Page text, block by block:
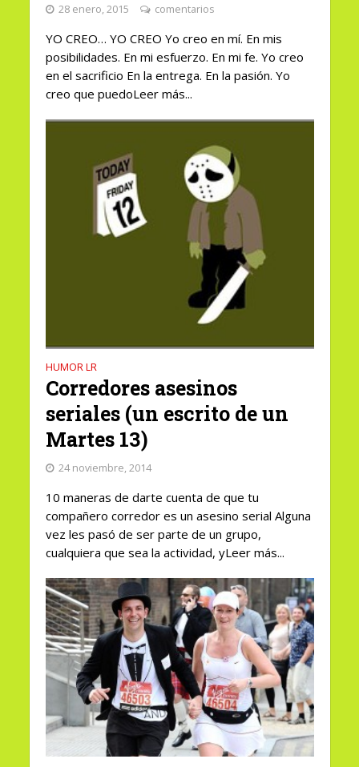
28 enero, 2015 comentarios
YO CREO… YO CREO Yo creo en mí. En mis
posibilidades. En mi esfuerzo. En mi fe. Yo creo
en el sacrificio En la entrega. En la pasión. Yo
creo que puedoLeer más...
HUMOR LR
Corredores asesinos
seriales (un escrito de un
Martes 13)
24 noviembre, 2014
10 maneras de darte cuenta de que tu
compañero corredor es un asesino serial Alguna
vez les pasó de ser parte de un grupo,
cualquiera que sea la actividad, yLeer más...